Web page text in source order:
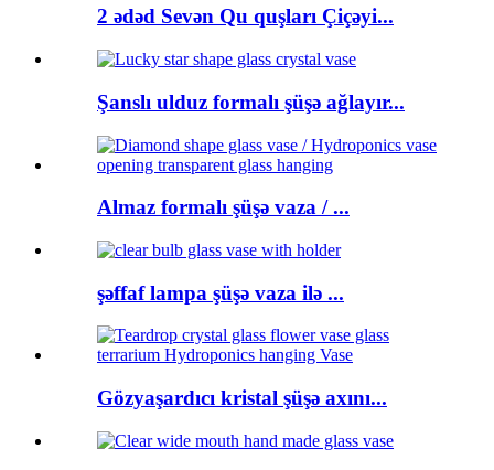
2 ədəd Sevən Qu quşları Çiçəyi...
Şanslı ulduz formalı şüşə ağlayır...
Almaz formalı şüşə vaza / ...
şəffaf lampa şüşə vaza ilə ...
Gözyaşardıcı kristal şüşə axını...